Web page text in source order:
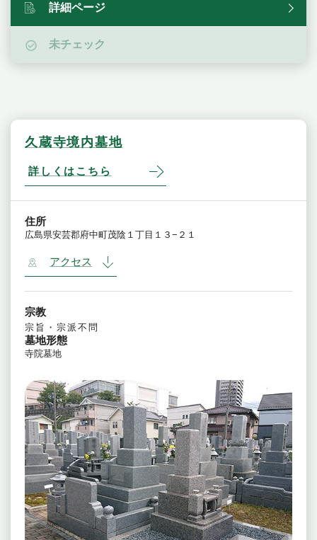
詳細ページ
未チェック
久蔵寺境内墓地
詳しくはこちら
住所
広島県安芸郡府中町茂陰１丁目１３−２１
アクセス
宗教
宗旨・宗派不問
墓地形態
寺院墓地